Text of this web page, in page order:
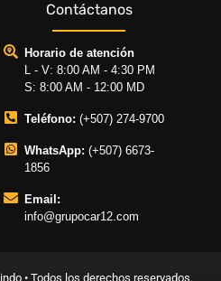
Contáctanos
Horario de atención
L - V: 8:00 AM - 4:30 PM
S: 8:00 AM - 12:00 MD
Teléfono: (+507) 274-9700
WhatsApp: (+507) 6673-
1856
Email:
info@grupocar12.com
• Todos los derechos reservados.